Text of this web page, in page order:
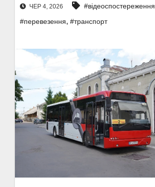
ЧЕР 4, 2026 #відеоспостереження
#перевезення, #транспорт